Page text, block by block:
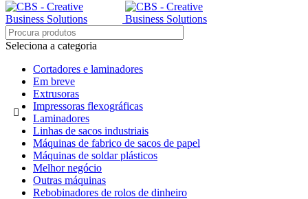
Seleciona a categoria
Cortadores e laminadores
Em breve
Extrusoras
Impressoras flexográficas
Laminadores
Linhas de sacos industriais
Máquinas de fabrico de sacos de papel
Máquinas de soldar plásticos
Melhor negócio
Outras máquinas
Rebobinadores de rolos de dinheiro